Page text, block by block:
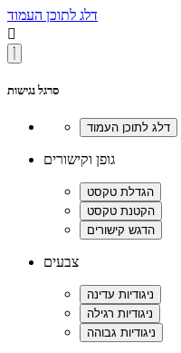
דלג לתוכן העמוד

סרגל נגישות
גופן וקישורים
צבעים